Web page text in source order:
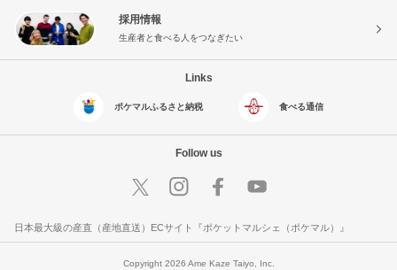
採用情報
生産者と食べる人をつなぎたい
Links
ポケマルふるさと納税 食べる通信
Follow us
日本最大級の産直（産地直送）ECサイト『ポケットマルシェ（ポケマル）』
Copyright 2026 Ame Kaze Taiyo, Inc.